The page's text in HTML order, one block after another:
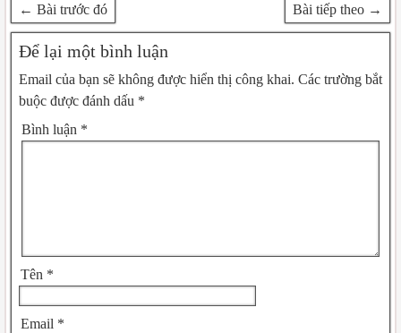
← Bài trước đó Bài tiếp theo →
Để lại một bình luận
Email của bạn sẽ không được hiển thị công khai. Các trường bắt
buộc được đánh dấu *
Bình luận *
Tên *
Email *